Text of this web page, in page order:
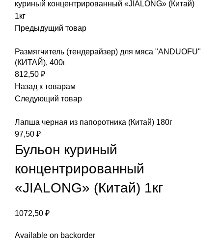
куриный концентрированный «JIALONG» (Китай)
1кг
Предыдущий товар
Размягчитель (тендерайзер) для мяса "ANDUOFU"
(КИТАЙ), 400г
812,50 ₽
Назад к товарам
Следующий товар
Лапша черная из папоротника (Китай) 180г
97,50 ₽
Бульон куриный
концентрированный
«JIALONG» (Китай) 1кг
1072,50 ₽
Available on backorder